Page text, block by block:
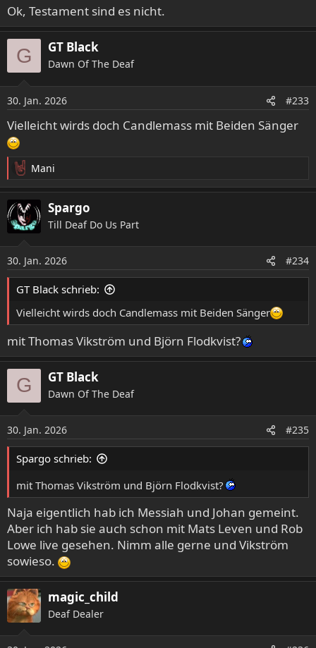
Ok, Testament sind es nicht.
G GT Black
Dawn Of The Deaf
30. Jan. 2026 #233
Vielleicht wirds doch Candlemass mit Beiden Sänger
R
e
a
k
t
n
e
n
Mani
Spargo
Till Deaf Do Us Part
30. Jan. 2026 #234
GT Black schrieb:
Vielleicht wirds doch Candlemass mit Beiden Sänger
mit Thomas Vikström und Björn Flodkvist?
G GT Black
Dawn Of The Deaf
30. Jan. 2026 #235
Spargo schrieb:
mit Thomas Vikström und Björn Flodkvist?
Naja eigentlich hab ich Messiah und Johan gemeint.
Aber ich hab sie auch schon mit Mats Leven und Rob
Lowe live gesehen. Nimm alle gerne und Vikström
sowieso.
magic_child
Deaf Dealer